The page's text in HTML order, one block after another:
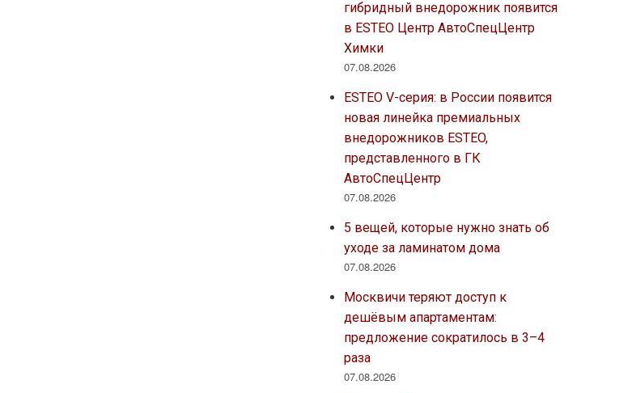
гибридный внедорожник появится
в ESTEO Центр АвтоСпецЦентр
Химки
07.08.2026
ESTEO V-серия: в России появится
новая линейка премиальных
внедорожников ESTEO,
представленного в ГК
АвтоСпецЦентр
07.08.2026
5 вещей, которые нужно знать об
уходе за ламинатом дома
07.08.2026
Москвичи теряют доступ к
дешёвым апартаментам:
предложение сократилось в 3–4
раза
07.08.2026